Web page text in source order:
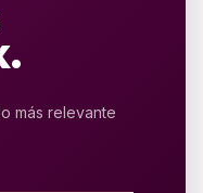
más relevante